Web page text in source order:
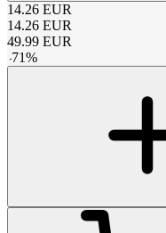
14.26 EUR
14.26 EUR
49.99 EUR
-71%